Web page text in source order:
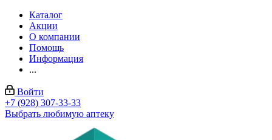
Каталог
Акции
О компании
Помощь
Информация
...
Войти
+7 (928) 307-33-33
Выбрать любимую аптеку